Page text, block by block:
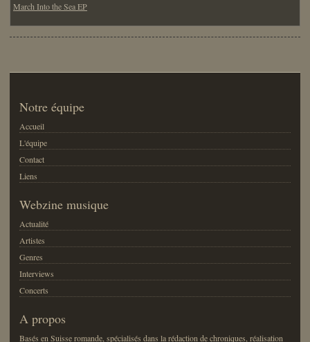
March Into the Sea EP
Notre équipe
Accueil
L'équipe
Contact
Liens
Webzine musique
Actualité
Artistes
Genres
Interviews
Concerts
A propos
Basés en Suisse romande, spécialisés dans la rédaction de chroniques, réalisation